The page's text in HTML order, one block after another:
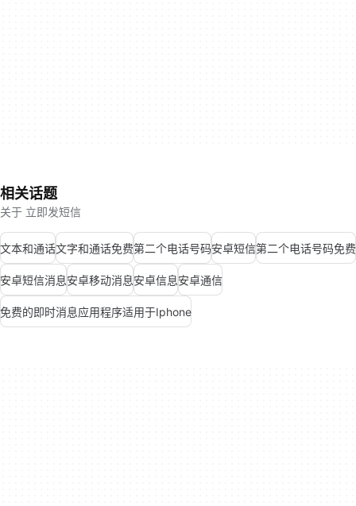
相关话题
关于 立即发短信
文本和通话文字和通话免费第二个电话号码安卓短信第二个电话号码免费
安卓短信消息安卓移动消息安卓信息安卓通信
免费的即时消息应用程序适用于Iphone